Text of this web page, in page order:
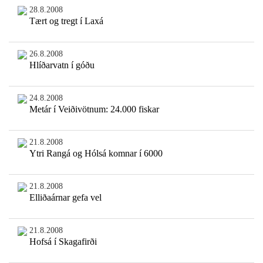
28.8.2008
Tært og tregt í Laxá
26.8.2008
Hlíðarvatn í góðu
24.8.2008
Metár í Veiðivötnum: 24.000 fiskar
21.8.2008
Ytri Rangá og Hólsá komnar í 6000
21.8.2008
Elliðaárnar gefa vel
21.8.2008
Hofsá í Skagafirði